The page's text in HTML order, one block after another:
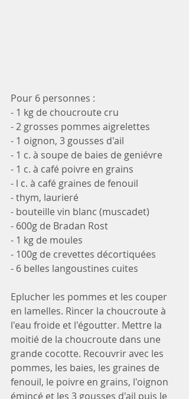
Pour 6 personnes :
- 1 kg de choucroute cru
- 2 grosses pommes aigrelettes
- 1 oignon, 3 gousses d'ail
- 1 c. à soupe de baies de geniévre
- 1 c. à café poivre en grains
- l c. à café graines de fenouil
- thym, laurieré
- bouteille vin blanc (muscadet)
- 600g de Bradan Rost
- 1 kg de moules
- 100g de crevettes décortiquées
- 6 belles langoustines cuites
Eplucher les pommes et les couper
en lamelles. Rincer la choucroute à
l'eau froide et l'égoutter. Mettre la
moitié de la choucroute dans une
grande cocotte. Recouvrir avec les
pommes, les baies, les graines de
fenouil, le poivre en grains, l'oignon
émincé et les 3 gousses d'ail puis le